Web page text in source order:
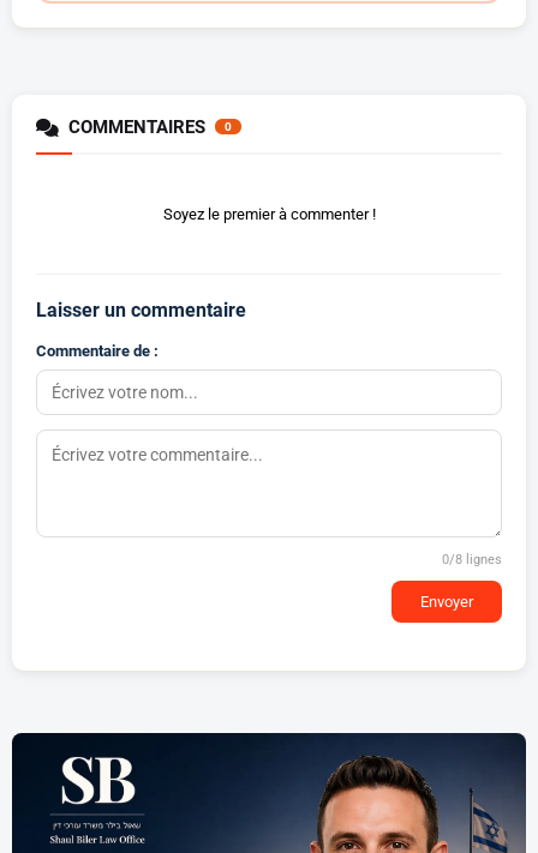
COMMENTAIRES 0
Soyez le premier à commenter !
Laisser un commentaire
Commentaire de :
0/8 lignes
Envoyer